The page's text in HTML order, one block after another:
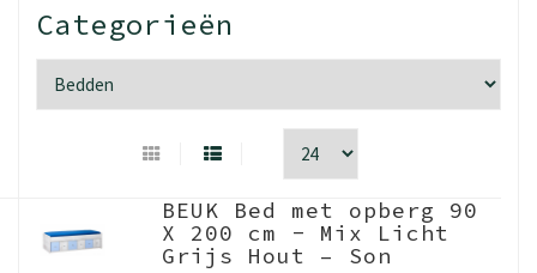
Categorieën
BEUK Bed met opberg 90
X 200 cm - Mix Licht
Grijs Hout – Son